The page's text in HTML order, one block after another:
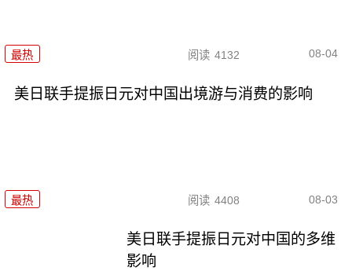
最热 阅读 4132 08-04
美日联手提振日元对中国出境游与消费的影响
最热 阅读 4408 08-03
美日联手提振日元对中国的多维
影响